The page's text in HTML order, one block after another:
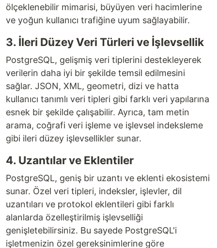
ölçeklenebilir mimarisi, büyüyen veri hacimlerine
ve yoğun kullanıcı trafiğine uyum sağlayabilir.
3. İleri Düzey Veri Türleri ve İşlevsellik
PostgreSQL, gelişmiş veri tiplerini destekleyerek
verilerin daha iyi bir şekilde temsil edilmesini
sağlar. JSON, XML, geometri, dizi ve hatta
kullanıcı tanımlı veri tipleri gibi farklı veri yapılarına
esnek bir şekilde çalışabilir. Ayrıca, tam metin
arama, coğrafi veri işleme ve işlevsel indeksleme
gibi ileri düzey işlevsellikler sunar.
4. Uzantılar ve Eklentiler
PostgreSQL, geniş bir uzantı ve eklenti ekosistemi
sunar. Özel veri tipleri, indeksler, işlevler, dil
uzantıları ve protokol eklentileri gibi farklı
alanlarda özelleştirilmiş işlevselliği
genişletebilirsiniz. Bu sayede PostgreSQL'i
işletmenizin özel gereksinimlerine göre